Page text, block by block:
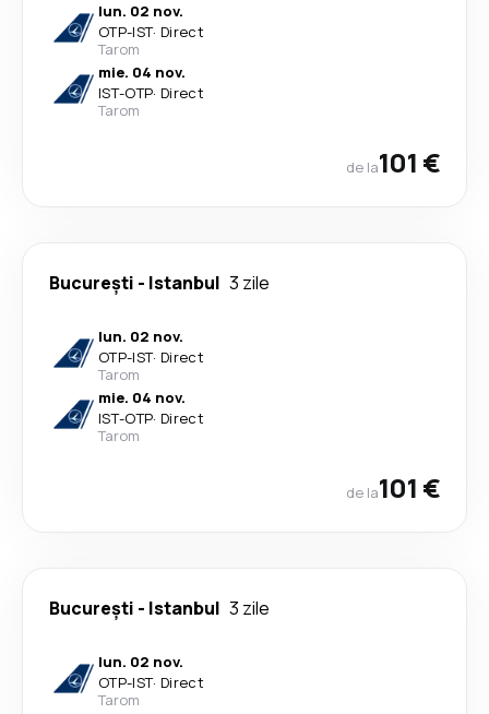
lun. 02 nov.
OTP-IST· Direct
Tarom
mie. 04 nov.
IST-OTP· Direct
Tarom
de la101 €
București - Istanbul 3 zile
lun. 02 nov.
OTP-IST· Direct
Tarom
mie. 04 nov.
IST-OTP· Direct
Tarom
de la101 €
București - Istanbul 3 zile
lun. 02 nov.
OTP-IST· Direct
Tarom